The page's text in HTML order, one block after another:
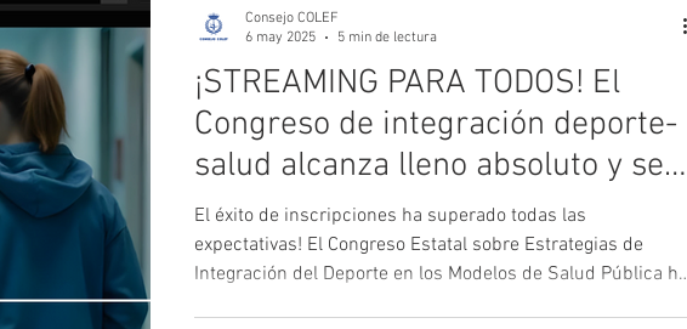
¡STREAMING PARA TODOS! El
Congreso de integración deporte-
salud alcanza lleno absoluto y se
retransmitirá en directo
El éxito de inscripciones ha superado todas las
expectativas! El Congreso Estatal sobre Estrategias de
Integración del Deporte en los Modelos de Salud Pública ha
Consejo COLEF
6 may 2025
5 min de lectura